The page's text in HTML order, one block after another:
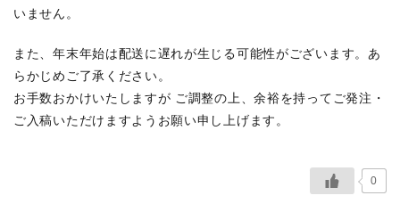
いません。
また、年末年始は配送に遅れが生じる可能性がございます。あ
らかじめご了承ください。
お手数おかけいたしますが ご調整の上、余裕を持ってご発注・
ご入稿いただけますようお願い申し上げます。
0